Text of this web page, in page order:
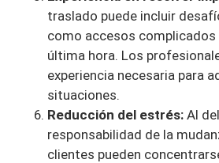
traslado puede incluir
como accesos
última hora. Los
experiencia necesaria para
situaciones.
Reducción del estrés: Al
responsabilidad de la
clientes pueden